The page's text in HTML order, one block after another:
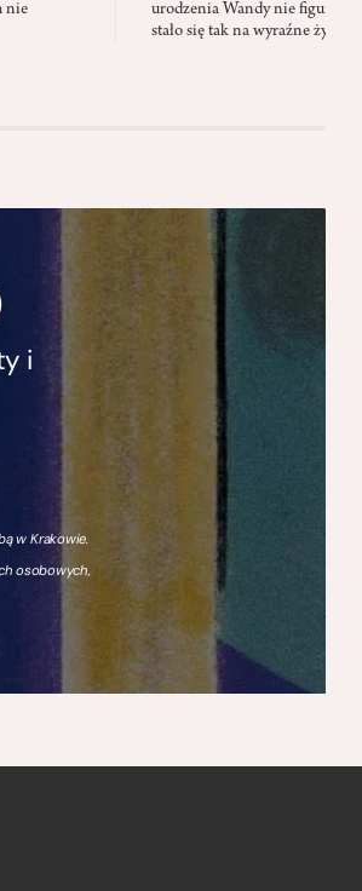
nie
urodzenia Wandy nie figuruje
stało się tak na wyraźne
i
w Krakowie.
osobowych,